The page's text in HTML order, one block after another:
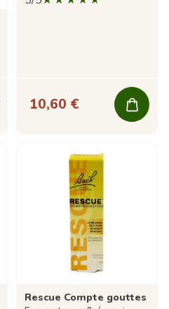
10,60 €
Rescue Compte gouttes